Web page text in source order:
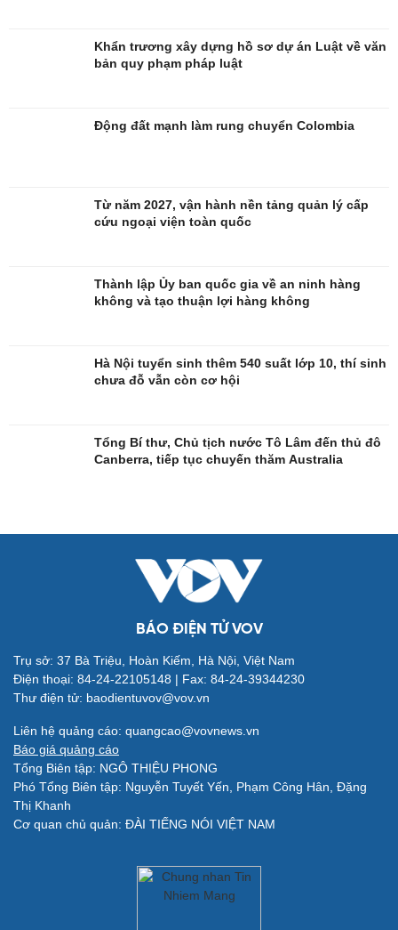
Tư vấn
Săn Tour
Quân sự - Quốc phòng
Vũ khí
Việt Nam
Phân tích
Khẩn trương xây dựng hồ sơ dự án Luật về văn
bản quy phạm pháp luật
Động đất mạnh làm rung chuyển Colombia
Từ năm 2027, vận hành nền tảng quản lý cấp
cứu ngoại viện toàn quốc
Thành lập Ủy ban quốc gia về an ninh hàng
không và tạo thuận lợi hàng không
Hà Nội tuyển sinh thêm 540 suất lớp 10, thí sinh
chưa đỗ vẫn còn cơ hội
Tổng Bí thư, Chủ tịch nước Tô Lâm đến thủ đô
Canberra, tiếp tục chuyến thăm Australia
BÁO ĐIỆN TỬ VOV
Trụ sở: 37 Bà Triệu, Hoàn Kiếm, Hà Nội, Việt Nam
Điện thoại: 84-24-22105148 | Fax: 84-24-39344230
Thư điện tử: baodientuvov@vov.vn
Liên hệ quảng cáo: quangcao@vovnews.vn
Báo giá quảng cáo
Tổng Biên tập: NGÔ THIỆU PHONG
Phó Tổng Biên tập: Nguyễn Tuyết Yến, Phạm Công Hân, Đặng
Thị Khanh
Cơ quan chủ quản: ĐÀI TIẾNG NÓI VIỆT NAM